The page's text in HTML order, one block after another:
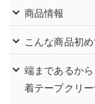
商品情報
こんな商品初
端まであるか
着テープクリ